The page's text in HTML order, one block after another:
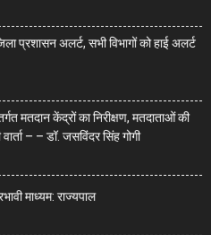
प्रशासन अलर्ट, सभी विभागों को हाई अलर्ट
मतदान केंद्रों का निरीक्षण, मतदाताओं की
– – डॉ. जसविंदर सिंह गोगी
माध्यम: राज्यपाल